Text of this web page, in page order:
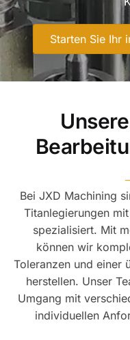
Starten Sie Ihr
Bei JXD Machining
Titanlegierungen
spezialisiert. Mit
können wir
Toleranzen und einer
herstellen. Unser
Umgang mit
individuellen